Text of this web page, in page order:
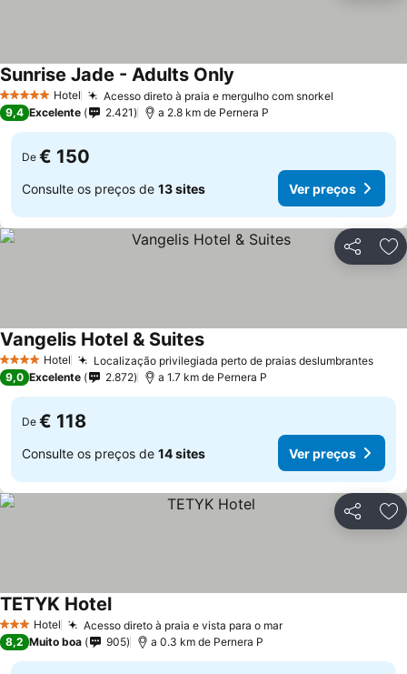
5 Estrelas Hotel Acesso direto à praia e mergulho com snorkel
Sunrise Jade - Adults Only
9,4 Excelente 2.421 a 2.8 km de Pernera P
De € 150
Consulte os preços de 13 sites Ver preços
Partilhar
4 EstrelasHotel Localização privilegiada perto de praias deslumbrantes
Vangelis Hotel & Suites
9,0 Excelente 2.872 a 1.7 km de Pernera P
De € 118
Consulte os preços de 14 sites Ver preços
Partilhar
3 EstrelasHotel Acesso direto à praia e vista para o mar
TETYK Hotel
8,2 Muito boa 905 a 0.3 km de Pernera P